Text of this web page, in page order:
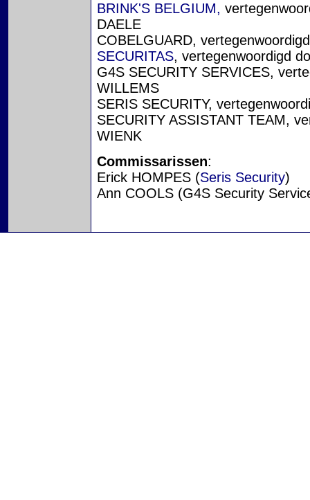
BRINK'S BELGIUM,
DAELE
COBELGUARD,
SECURITAS, vertegenwoordigd
G4S SECURITY SERVICES,
WILLEMS
SERIS SECURITY,
SECURITY ASSISTANT TEAM,
WIENK
Commissarissen:
Erick HOMPES (Seris Security)
Ann COOLS (G4S Security